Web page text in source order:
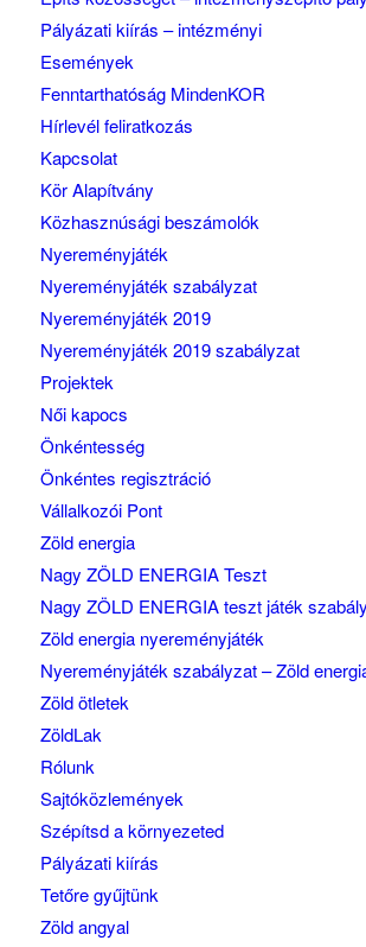
Pályázati kiírás – intézményi
Események
Fenntarthatóság MindenKOR
Hírlevél feliratkozás
Kapcsolat
Kör Alapítvány
Közhasznúsági beszámolók
Nyereményjáték
Nyereményjáték szabályzat
Nyereményjáték 2019
Nyereményjáték 2019 szabályzat
Projektek
Női kapocs
Önkéntesség
Önkéntes regisztráció
Vállalkozói Pont
Zöld energia
Nagy ZÖLD ENERGIA Teszt
Nagy ZÖLD ENERGIA teszt játék
Zöld energia nyereményjáték
Nyereményjáték szabályzat – Zöld
Zöld ötletek
ZöldLak
Rólunk
Sajtóközlemények
Szépítsd a környezeted
Pályázati kiírás
Tetőre gyűjtünk
Zöld angyal